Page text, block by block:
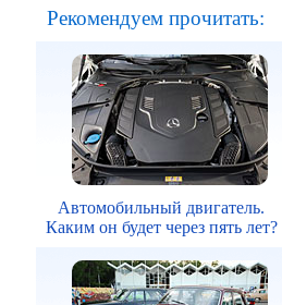
Рекомендуем прочитать:
Автомобильный двигатель.
Каким он будет через пять лет?